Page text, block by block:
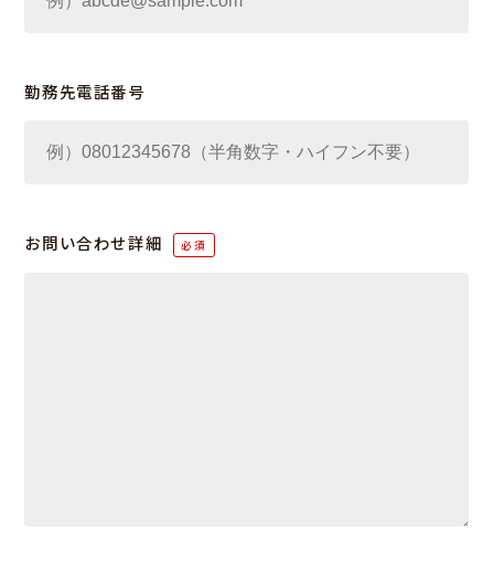
勤務先電話番号
お問い合わせ詳細